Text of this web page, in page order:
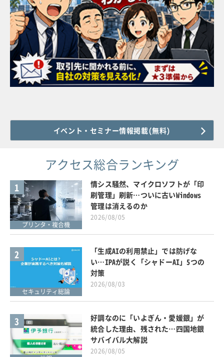
イベント・セミナー情報掲載(無料)
アクセス総合ランキング
1
プリンタ・複合機
情シス騒然、マイクロソフトが「印
刷管理」刷新…ついに古いWindows
管理は消えるのか
2026/08/05
2
セキュリティ総論
「生成AIの利用禁止」では防げな
い…IPAが説く「シャドーAI」5つの
対策
2026/08/03
3
好調なのに「いよぎん・愛媛銀」が
統合した理由、残された…四国地銀
サバイバル大解説
2026/08/05